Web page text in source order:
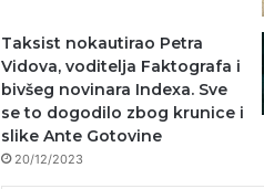
Taksist nokautirao Petra
Vidova, voditelja Faktografa i
bivšeg novinara Indexa. Sve
se to dogodilo zbog krunice i
slike Ante Gotovine
20/12/2023